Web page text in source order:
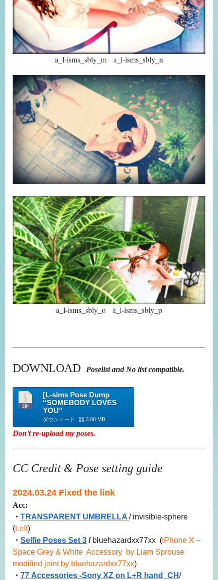
a_l-isms_sbly_m a_l-isms_sbly_n
a_l-isms_sbly_o a_l-isms_sbly_p
DOWNLOAD Poselist and No list compatible.
[L-sims Pose Dump
“SOMEBODY LOVES
YOU”
ダウンロード 3.08 MB
Don’t re-upload my poses.
CC Credit & Pose setting guide
2024.03.24 Fixed the link
Acc:
・ TRANSPARENT UMBRELLA / invisible-sphere
(Left)
・ Selfie Poses Set 3 / bluehazardxx77xx (iPhone X –
Space Grey & White Accessory by Liam Sprouse
modified joint by bluehazardxx77xx)
・ 77 Accessories -Sony XZ on L+R hand_CH/